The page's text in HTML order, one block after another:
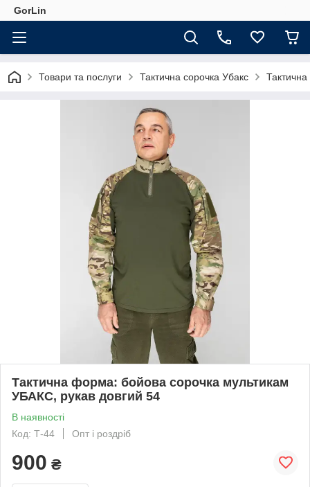
GorLin
Товари та послуги Тактична сорочка Убакс
Тактична форма: бойова сорочка мультикам
УБАКС, рукав довгий 54
В наявності
Код: Т-44
Опт і роздріб
900 ₴